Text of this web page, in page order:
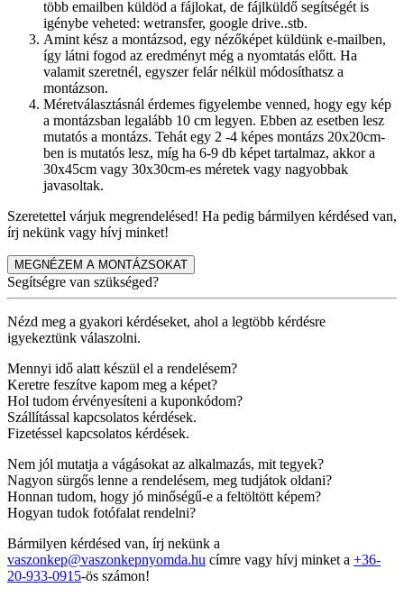
több emailben küldöd a fájlokat, de fájlküldő segítségét is
igénybe veheted: wetransfer, google drive..stb.
Amint kész a montázsod, egy nézőképet küldünk e-mailben,
így látni fogod az eredményt még a nyomtatás előtt. Ha
valamit szeretnél, egyszer felár nélkül módosíthatsz a
montázson.
Méretválasztásnál érdemes figyelembe venned, hogy egy kép
a montázsban legalább 10 cm legyen. Ebben az esetben lesz
mutatós a montázs. Tehát egy 2 -4 képes montázs 20x20cm-
ben is mutatós lesz, míg ha 6-9 db képet tartalmaz, akkor a
30x45cm vagy 30x30cm-es méretek vagy nagyobbak
javasoltak.
Szeretettel várjuk megrendelésed! Ha pedig bármilyen kérdésed van,
írj nekünk vagy hívj minket!
MEGNÉZEM A MONTÁZSOKAT
Segítségre van szükséged?
Nézd meg a gyakori kérdéseket, ahol a legtöbb kérdésre
igyekeztünk válaszolni.
Mennyi idő alatt készül el a rendelésem?
Keretre feszítve kapom meg a képet?
Hol tudom érvényesíteni a kuponkódom?
Szállítással kapcsolatos kérdések.
Fizetéssel kapcsolatos kérdések.
Nem jól mutatja a vágásokat az alkalmazás, mit tegyek?
Nagyon sürgős lenne a rendelésem, meg tudjátok oldani?
Honnan tudom, hogy jó minőségű-e a feltöltött képem?
Hogyan tudok fotófalat rendelni?
Bármilyen kérdésed van, írj nekünk a
vaszonkep@vaszonkepnyomda.hu címre vagy hívj minket a +36-
20-933-0915-ös számon!